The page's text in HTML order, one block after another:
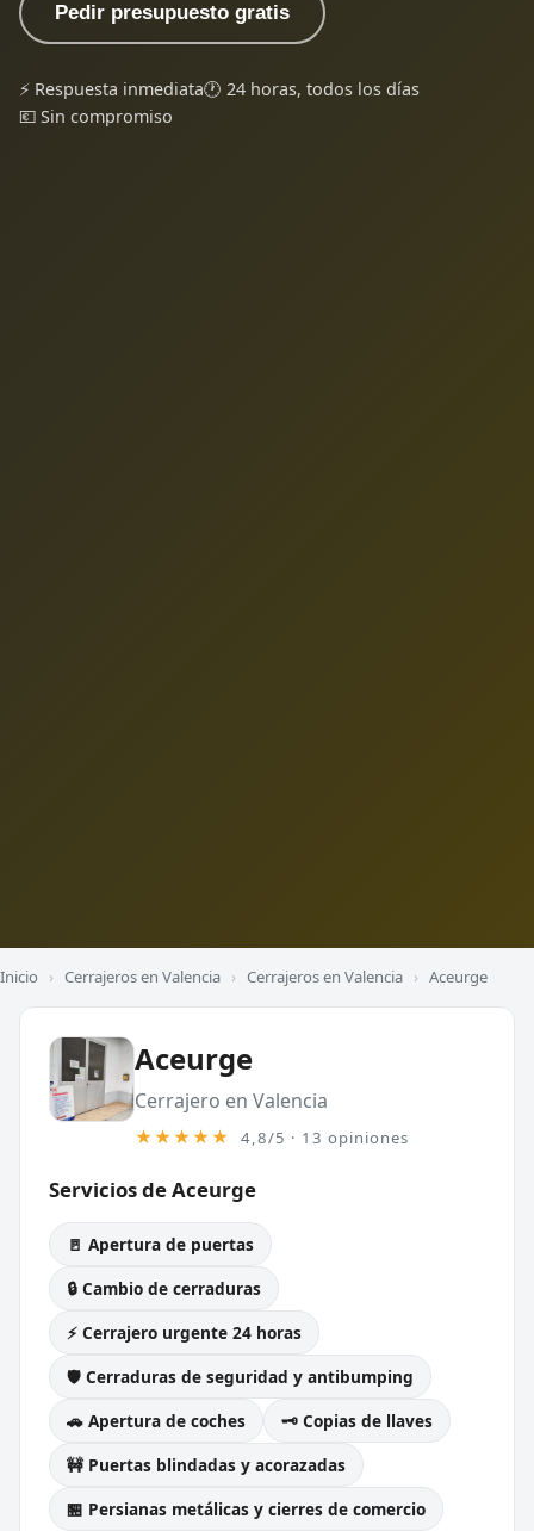
Pedir presupuesto gratis
⚡ Respuesta inmediata🕐 24 horas, todos los días
💶 Sin compromiso
Inicio › Cerrajeros en Valencia › Cerrajeros en Valencia › Aceurge
Aceurge
Cerrajero en Valencia
★★★★★ 4,8/5 · 13 opiniones
Servicios de Aceurge
🚪 Apertura de puertas
🔒 Cambio de cerraduras
⚡ Cerrajero urgente 24 horas
🛡️ Cerraduras de seguridad y antibumping
🚗 Apertura de coches
🗝️ Copias de llaves
🚧 Puertas blindadas y acorazadas
🏪 Persianas metálicas y cierres de comercio